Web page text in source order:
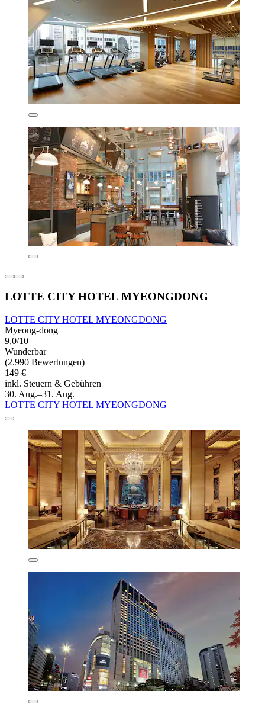
LOTTE CITY HOTEL MYEONGDONG
LOTTE CITY HOTEL MYEONGDONG
Myeong-dong
9,0/10
Wunderbar
(2.990 Bewertungen)
149 €
inkl. Steuern & Gebühren
30. Aug.–31. Aug.
LOTTE CITY HOTEL MYEONGDONG